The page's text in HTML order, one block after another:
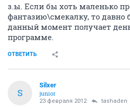
з.ы. Если бы хоть маленько
фантазию\смекалку, то давно
данный момент получает
программе.
ОТВЕТИТЬ
S
Silxer
junior
23 февраля 2012 tashaden